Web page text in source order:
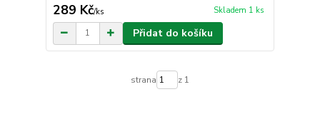
289 Kč/ks Skladem 1 ks
Přidat do košíku
strana z 1